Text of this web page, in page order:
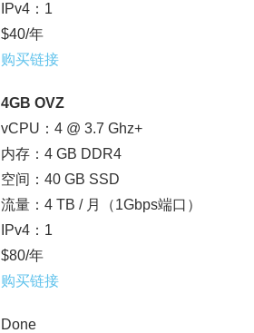
IPv4：1
$40/年
购买链接
4GB OVZ
vCPU：4 @ 3.7 Ghz+
内存：4 GB DDR4
空间：40 GB SSD
流量：4 TB / 月（1Gbps端口）
IPv4：1
$80/年
购买链接
Done